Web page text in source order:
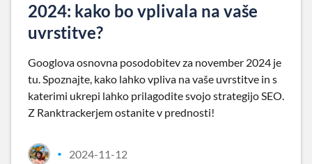
2024: kako bo vplivala na vaše
uvrstitve?
Googlova osnovna posodobitev za november 2024 je
tu. Spoznajte, kako lahko vpliva na vaše uvrstitve in s
katerimi ukrepi lahko prilagodite svojo strategijo SEO.
Z Ranktrackerjem ostanite v prednosti!
• 2024-11-12